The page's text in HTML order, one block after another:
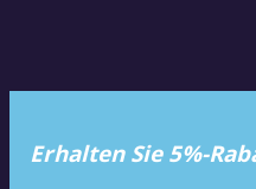
Erhalten Sie 5%-